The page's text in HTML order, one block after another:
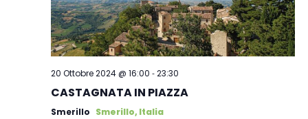
20 Ottobre 2024 @ 16:00 -23:30
CASTAGNATA IN PIAZZA
Smerillo Smerillo, Italia